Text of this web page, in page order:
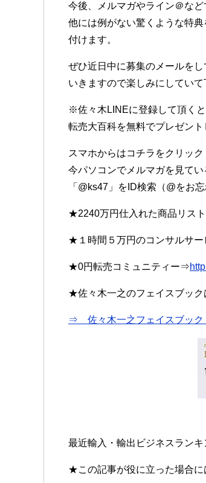
今後、メルマガやライン＠など
他には例がない驚くような特典
付けます。
ぜひ近日中に募集のメールをし
いきますので楽しみにしていて
※佐々木LINEに登録して頂く
転売大百科を無料でプレゼント
スマホからはコチラをクリック
今パソコンでメルマガを見て
「@ks47」をID検索（@をお
★2240万円仕入れた商品リス
★１時間５万円のコンサルサ
★0円転売コミュニティー⇒
★佐々木一之のフェイスブック
⇒ 佐々木一之フェイスブック
最近輸入・輸出ビジネスランキ
★この記事が役に立った場合に